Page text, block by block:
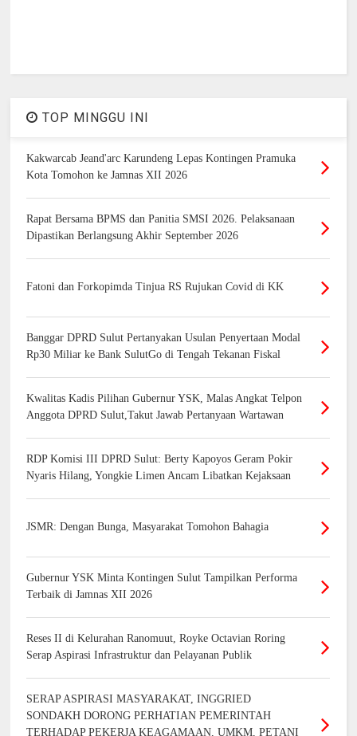
TOP MINGGU INI
Kakwarcab Jeand'arc Karundeng Lepas Kontingen Pramuka
Kota Tomohon ke Jamnas XII 2026
Rapat Bersama BPMS dan Panitia SMSI 2026. Pelaksanaan
Dipastikan Berlangsung Akhir September 2026
Fatoni dan Forkopimda Tinjua RS Rujukan Covid di KK
Banggar DPRD Sulut Pertanyakan Usulan Penyertaan Modal
Rp30 Miliar ke Bank SulutGo di Tengah Tekanan Fiskal
Kwalitas Kadis Pilihan Gubernur YSK, Malas Angkat Telpon
Anggota DPRD Sulut,Takut Jawab Pertanyaan Wartawan
RDP Komisi III DPRD Sulut: Berty Kapoyos Geram Pokir
Nyaris Hilang, Yongkie Limen Ancam Libatkan Kejaksaan
JSMR: Dengan Bunga, Masyarakat Tomohon Bahagia
Gubernur YSK Minta Kontingen Sulut Tampilkan Performa
Terbaik di Jamnas XII 2026
Reses II di Kelurahan Ranomuut, Royke Octavian Roring
Serap Aspirasi Infrastruktur dan Pelayanan Publik
SERAP ASPIRASI MASYARAKAT, INGGRIED
SONDAKH DORONG PERHATIAN PEMERINTAH
TERHADAP PEKERJA KEAGAMAAN, UMKM, PETANI